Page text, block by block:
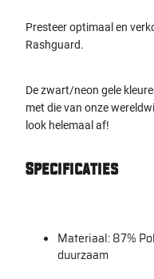
Presteer optimaal en
Rashguard.
De zwart/neon gele
met die van onze
look helemaal af!
Specificaties
Materiaal: 87%
duurzaam